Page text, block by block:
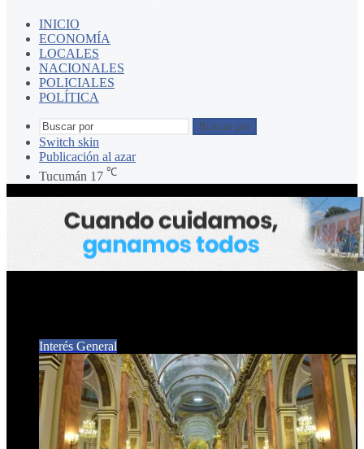
INICIO
ECONOMÍA
LOCALES
NACIONALES
POLICIALES
POLÍTICA
Buscar por
Switch skin
Publicación al azar
Tucumán 17 ℃
Interés General